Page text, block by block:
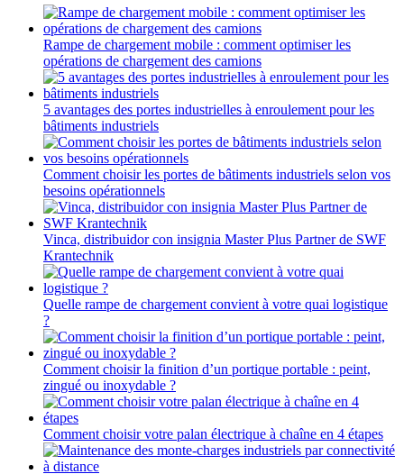
Rampe de chargement mobile : comment optimiser les
opérations de chargement des camions
5 avantages des portes industrielles à enroulement pour les
bâtiments industriels
Comment choisir les portes de bâtiments industriels selon vos
besoins opérationnels
Vinca, distribuidor con insignia Master Plus Partner de SWF
Krantechnik
Quelle rampe de chargement convient à votre quai logistique
?
Comment choisir la finition d’un portique portable : peint,
zingué ou inoxydable ?
Comment choisir votre palan électrique à chaîne en 4 étapes